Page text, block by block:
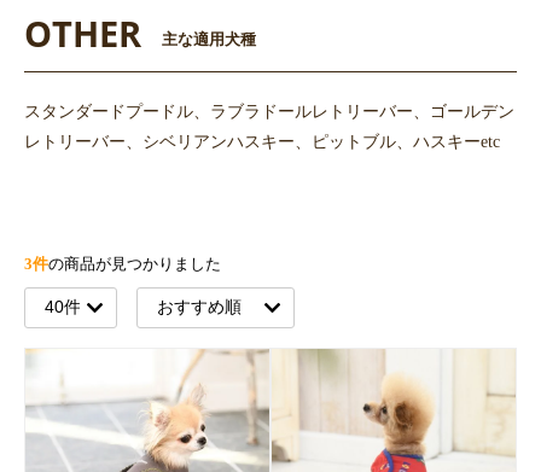
OTHER 主な適用犬種
スタンダードプードル、ラブラドールレトリーバー、ゴールデン
レトリーバー、シベリアンハスキー、ピットブル、ハスキーetc
3件の商品が見つかりました